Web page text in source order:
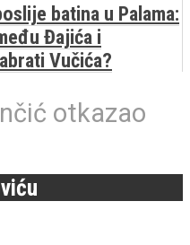
batina u Palama:
Đajića i
Vučića?
otkazao